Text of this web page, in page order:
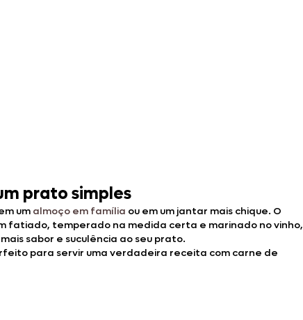
prato simples
um almoço em família ou em um jantar mais chique. O
fatiado, temperado na medida certa e marinado no vinho,
sabor e suculência ao seu prato.
para servir uma verdadeira receita com carne de